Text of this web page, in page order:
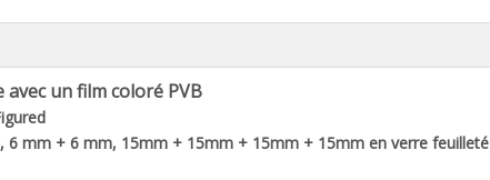
un film coloré PVB
mm + 6 mm, 15mm + 15mm + 15mm + 15mm en verre feuilleté